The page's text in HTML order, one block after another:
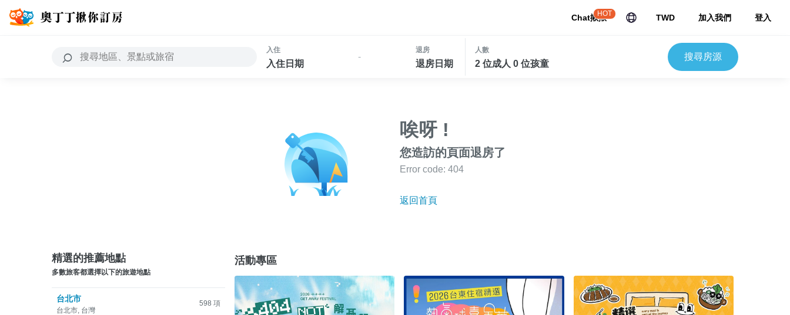
Chat揪揪
HOT TWD 加入我們 登入
入住
入住日期
-
退房
退房日期
人數
2 位成人 0 位孩童
搜尋房源
唉呀 !
您造訪的頁面退房了
Error code: 404
返回首頁
精選的推薦地點
多數旅客都選擇以下的旅遊地點
台北市
台北市, 台灣
598 項
活動專區